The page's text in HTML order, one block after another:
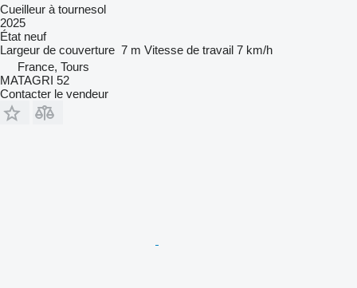
Cueilleur à tournesol
2025
État neuf
Largeur de couverture 7 m Vitesse de travail 7 km/h
France, Tours
MATAGRI 52
Contacter le vendeur